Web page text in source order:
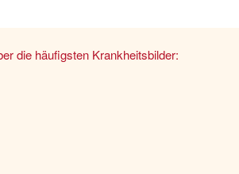
die häufigsten Krankheitsbilder: